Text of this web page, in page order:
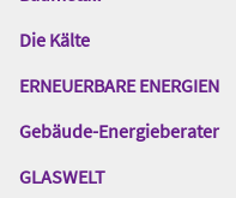
Gentner
Die Kälte
ERNEUERBARE ENERGIEN
Gebäude-Energieberater
GLASWELT